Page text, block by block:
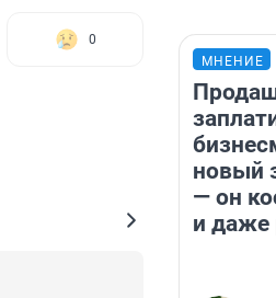
0
МНЕНИЕ
новый
— он
и даже